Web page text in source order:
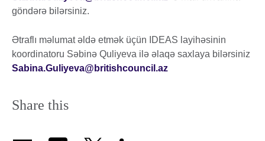
göndərə bilərsiniz.
Ətraflı məlumat əldə etmək üçün IDEAS layihəsinin
koordinatoru Səbinə Quliyeva ilə əlaqə saxlaya bilərsiniz
Sabina.Guliyeva@britishcouncil.az
Share this